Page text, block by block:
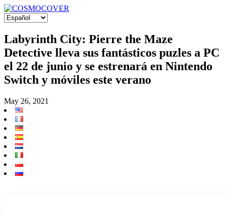
Labyrinth City: Pierre the Maze
Detective lleva sus fantásticos puzles a PC
el 22 de junio y se estrenará en Nintendo
Switch y móviles este verano
May 26, 2021